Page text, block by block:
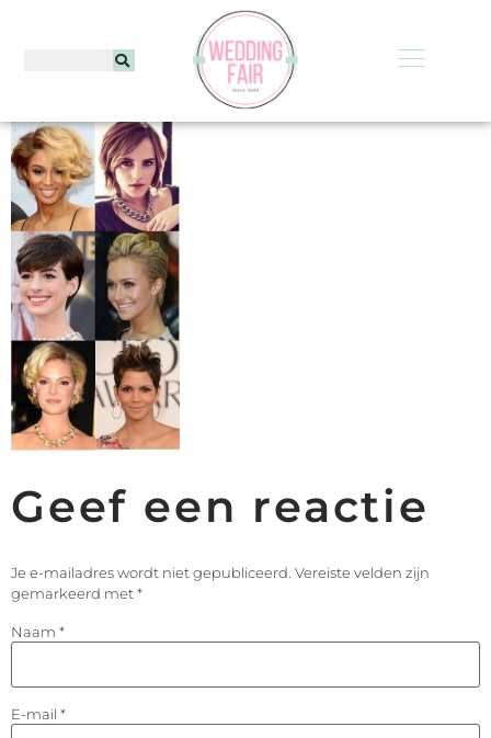
Geef een reactie
Je e-mailadres wordt niet gepubliceerd. Vereiste velden zijn
gemarkeerd met*
Naam *
E-mail *